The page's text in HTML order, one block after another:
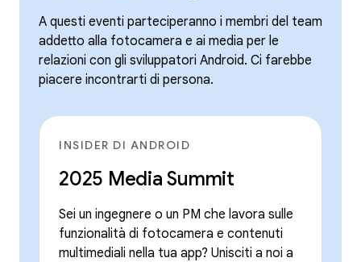
A questi eventi parteciperanno i membri del team
addetto alla fotocamera e ai media per le
relazioni con gli sviluppatori Android. Ci farebbe
piacere incontrarti di persona.
INSIDER DI ANDROID
2025 Media Summit
Sei un ingegnere o un PM che lavora sulle
funzionalità di fotocamera e contenuti
multimediali nella tua app? Unisciti a noi a